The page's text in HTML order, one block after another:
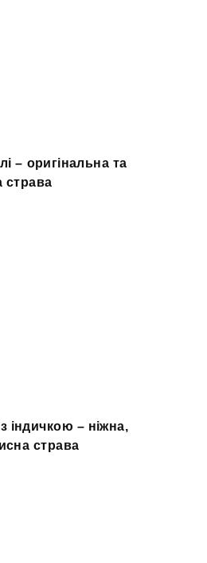
– оригінальна та
страва
індичкою – ніжна,
страва